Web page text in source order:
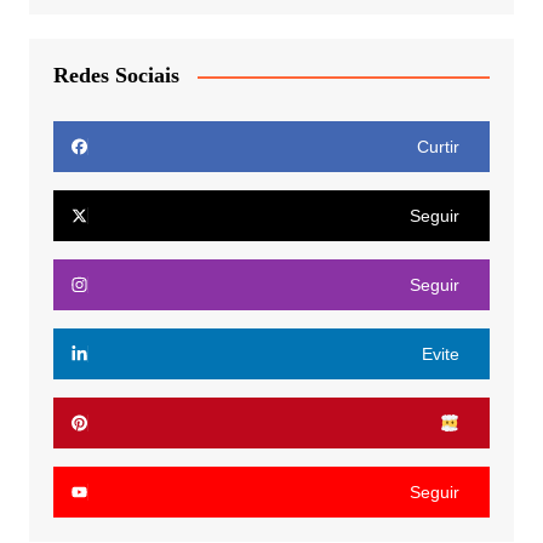
Redes Sociais
Curtir
Seguir
Seguir
Evite
Seguir